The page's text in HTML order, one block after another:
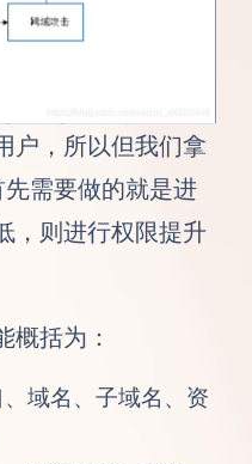
户，所以但我们拿
先需要做的就是进
，则进行权限提升
概括为：
域名、子域名、资